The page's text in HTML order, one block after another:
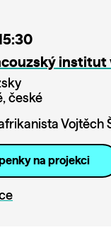
institut
české
Vojtěch
na projekci